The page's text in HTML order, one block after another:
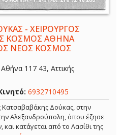
- ΧΕΙΡΟΥΡΓΟΣ
ΚΟΣΜΟΣ ΑΘΗΝΑ
ΝΕΟΣ ΚΟΣΜΟΣ
117 43, Αττικής
6932710495
Δούκας, στην
Αλεξανδρούπολη, όπου έζησε
και κατάγεται από το Λασίθι της